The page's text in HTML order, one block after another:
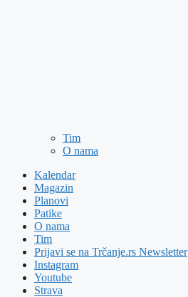
Tim
O nama
Kalendar
Magazin
Planovi
Patike
O nama
Tim
Prijavi se na Trčanje.rs Newsletter
Instagram
Youtube
Strava